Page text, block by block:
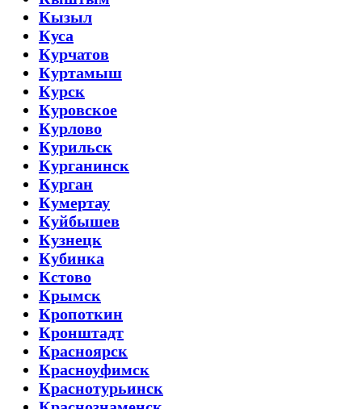
Кызыл
Куса
Курчатов
Куртамыш
Курск
Куровское
Курлово
Курильск
Курганинск
Курган
Кумертау
Куйбышев
Кузнецк
Кубинка
Кстово
Крымск
Кропоткин
Кронштадт
Красноярск
Красноуфимск
Краснотурьинск